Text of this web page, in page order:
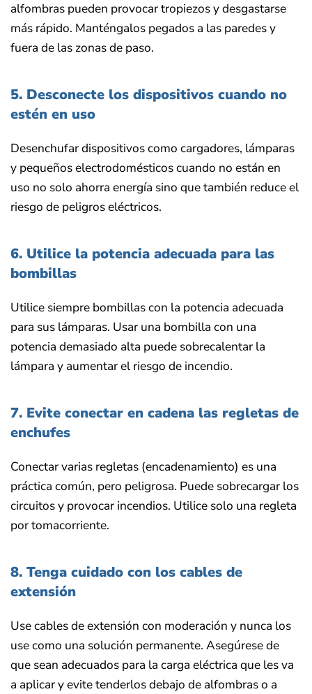
alfombras pueden provocar tropiezos y desgastarse
más rápido. Manténgalos pegados a las paredes y
fuera de las zonas de paso.
5. Desconecte los dispositivos cuando no
estén en uso
Desenchufar dispositivos como cargadores, lámparas
y pequeños electrodomésticos cuando no están en
uso no solo ahorra energía sino que también reduce el
riesgo de peligros eléctricos.
6. Utilice la potencia adecuada para las
bombillas
Utilice siempre bombillas con la potencia adecuada
para sus lámparas. Usar una bombilla con una
potencia demasiado alta puede sobrecalentar la
lámpara y aumentar el riesgo de incendio.
7. Evite conectar en cadena las regletas de
enchufes
Conectar varias regletas (encadenamiento) es una
práctica común, pero peligrosa. Puede sobrecargar los
circuitos y provocar incendios. Utilice solo una regleta
por tomacorriente.
8. Tenga cuidado con los cables de
extensión
Use cables de extensión con moderación y nunca los
use como una solución permanente. Asegúrese de
que sean adecuados para la carga eléctrica que les va
a aplicar y evite tenderlos debajo de alfombras o a